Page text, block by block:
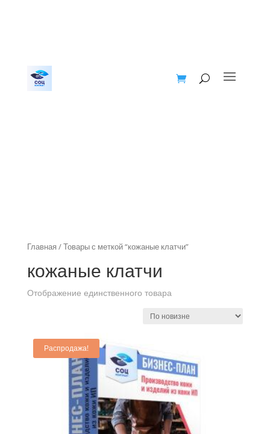
Главная / Товары с меткой “кожаные клатчи”
кожаные клатчи
Отображение единственного товара
Распродажа!